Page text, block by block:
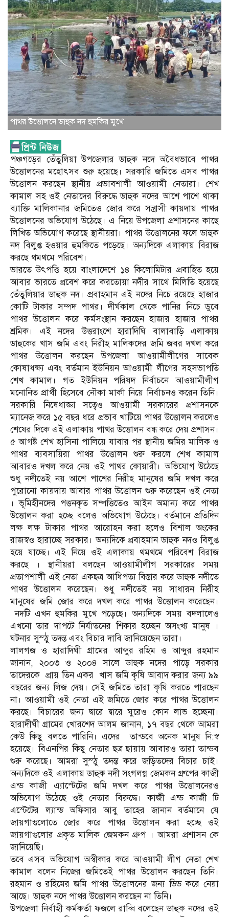
পাথর উত্তোলনে ডাহুক নদ হুমকির মুখে
পঞ্চগড়ের তেঁতুলিয়া উপজেলার ডাহুক নদে অবৈধভাবে পাথর
উত্তোলনের মহোৎসব শুরু হয়েছে। সরকারি জমিতে এসব পাথর
উত্তোলন করছেন স্থানীয় প্রভাবশালী আওয়ামী নেতারা। শেখ
কামাল সহ ওই নেতাদের বিরুদ্ধে ডাহুক নদের আশে পাশে থাকা
ব্যাক্তি মালিকানার জমিতেও জোর করে সন্ত্রাসী কায়দায় পাথর
উত্তোলনের অভিযোগ উঠেছে। এ নিয়ে উপজেলা প্রশাসনের কাছে
লিখিত অভিযোগ করেছে স্থানীয়রা। পাথর উত্তোলনের ফলে ডাহুক
নদ বিলুপ্ত হওয়ার হুমকিতে পড়েছে। অন্যদিকে এলাকায় বিরাজ
করছে থমথমে পরিবেশ।
ভারতে উৎপত্তি হয়ে বাংলাদেশে ১৪ কিলোমিটার প্রবাহিত হয়ে
আবার ভারতে প্রবেশ করে করতোয়া নদীর সাথে মিলিতি হয়েছে
তেঁতুলিয়ার ডাহুক নদ। প্রবাহমান এই নদের নিচে রয়েছে হাজার
কোটি টাকার সম্পদ পাথর। দীর্ঘকাল থেকে পানির নিচে ডুবে
পাথর উত্তোলন করে কর্মসংস্থান করছেন হাজার হাজার পাথর
শ্রমিক। এই নদের উত্তরাংশে হারাদিঘি বালাবাড়ি এলাকায়
ডাহুকের খাস জমি এবং নিরীহ মালিকদের জমি জবর দখল করে
পাথর উত্তোলন করছেন উপজেলা আওয়ামীলীগের সাবেক
কোষাধক্ষ্য এবং বর্তমান ইউনিয়ন আওয়ামী লীগের সহসভাপতি
শেখ কামাল। গত ইউনিয়ন পরিষদ নির্বাচনে আওয়ামীলীগ
মনোনিত প্রার্থী হিসেবে নৌকা মার্কা নিয়ে নির্বাচনও করেন তিনি।
সরকারি নিষেধাজ্ঞা সত্বেও আওয়ামী সরকারের প্রশাসনকে
ম্যানেজ করে ১৫ বছর ধরে প্রভাব খাটিয়ে পাথর উত্তোলন করলেও
শেষের দিকে এই এলাকায় পাথর উত্তোলন বন্ধ করে দেয় প্রশাসন।
৫ আগষ্ট শেখ হাসিনা পালিয়ে যাবার পর স্থানীয় জমির মালিক ও
পাথর ব্যবসায়িরা পাথর উত্তোলন শুরু করলে শেখ কামাল
আবারও দখল করে নেয় ওই পাথর কোয়ারী। অভিযোগ উঠেছে
শুধু নদীতেই নয় আশে পাশের নিরীহ মানুষের জমি দখল করে
পুরোনো কায়দায় আবার পাথর উত্তোলন শুরু করেছেন ওই নেতা
। ভূমিহীনদের পত্তনকৃত সম্পত্তিতেও আইন অমান্য করে পাথর
উত্তোলন করা হচ্ছে বলেও অভিযোগ উঠেছে। বর্তমানে প্রতিদিন
লক্ষ লক্ষ টাকার পাথর আরোহন করা হলেও বিশাল অংকের
রাজস্বও হারাচ্ছে সরকার। অন্যদিকে প্রবাহমান ডাহুক নদও বিলুপ্ত
হয়ে যাচ্ছে। এই নিয়ে ওই এলাকায় থমথমে পরিবেশ বিরাজ
করছে । স্থানীয়রা বলছেন আওয়ামীলীগ সরকারের সময়
প্রতাপশালী এই নেতা একছত্র আধিপত্য বিস্তার করে ডাহুক নদীতে
পাথর উত্তোলন করেছেন। শুধু নদীতেই নয় সাধারন নিরীহ
মানুষের জমি জোর করে দখল করে পাথর উত্তোলন করেছেন।
নদটি এখন হুমকির মুখে পড়েছে। অন্যদিকে সময় বদলালেও
এখনো তার দাপটে নির্যাতনের শিকার হচ্ছেন অসংখ্য মানুষ ।
ঘটনার সুস্ঠু তদন্ত এবং বিচার দাবি জানিয়েছেন তারা।
লালগজ ও হারাদিঘী গ্রামের আব্দুর রহিম ও আব্দুর রহমান
জানান, ২০০৩ ও ২০০৪ সালে ডাহুক নদের পাড়ে সরকার
তাদেরকে প্রায় তিন একর খাস জমি কৃষি আবাদ করার জন্য ৯৯
বছরের জন্য লিজ দেয়। সেই জমিতে তারা কৃষি করতে পারছেন
না। আওয়ামী ওই নেতা এই জমিতে জোর করে পাথর উত্তোলন
করছে। বিচারের জন্য দ্বারে দ্বারে ঘুরেও কোন লাভ হচ্ছেনা।
হারাদীঘী গ্রামের খোরশেদ আলম জানান, ১৭ বছর থেকে আমরা
কেউ কিছু বলতে পারিনি। এদের তান্ডবে অনেক মানুষ নি:স্ব
হয়েছে। বিএনপির কিছু নেতার ছত্র ছায়ায় আবারও তারা তান্ডব
শুরু করেছে। আমরা সুস্ঠু তদন্ত করে জড়িতদের বিচার চাই।
অন্যদিকে ওই এলাকায় ডাহুক নদী সংগলগ্ন জেমকন গ্রুপের কাজী
এন্ড কাজী এ্যাস্টেটের জমি দখল করে পাথর উত্তোলনেরও
অভিযোগ উঠেছে ওই নেতার বিরুদ্ধে। কাজী এন্ড কাজী টি
এস্টেটের ল্যান্ড অফিসার আবু তাহের জানান বর্তমানে যে
জায়গাগুলোতে জোর করে পাথর উত্তোলন করা হচ্ছে ওই
জায়গাগুলোর প্রকৃত মালিক জেমকন গ্রুপ । আমরা প্রশাসন কে
জানিয়েছি।
তবে এসব অভিযোগ অস্বীকার করে আওয়ামী লীগ নেতা শেখ
কামাল বলেন নিজের জমিতেই পাথর উত্তোলন করছেন তিনি।
রহমান ও রহিমের জমি পাথর উত্তোলনের জন্য ডিড করে নেয়া
আছে। ডাহুক নদে পাথর উত্তোলন করছেন না তিনি।
উপজেলা নির্বাহী কর্মকর্তা ফজলে রাব্বি বলেছেন ডাহুক নদের ওই